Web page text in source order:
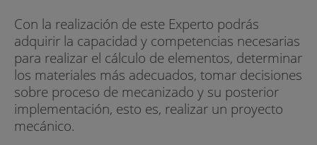
Con la realización de este Experto podrás
adquirir la capacidad y competencias necesarias
para realizar el cálculo de elementos, determinar
los materiales más adecuados, tomar decisiones
sobre proceso de mecanizado y su posterior
implementación, esto es, realizar un proyecto
mecánico.